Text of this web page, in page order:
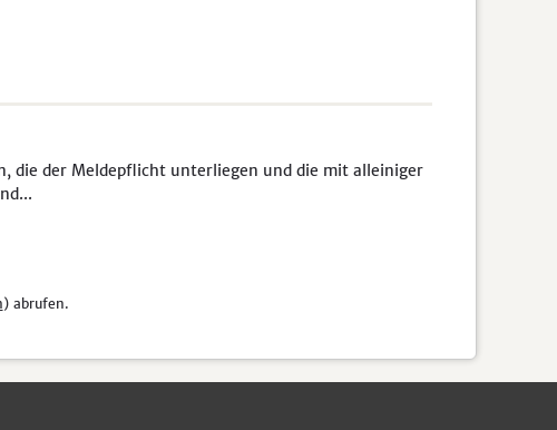
die der Meldepflicht unterliegen und die mit alleiniger
) abrufen.